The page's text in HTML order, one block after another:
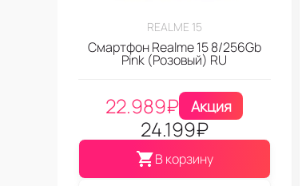
REALME 15
Смартфон Realme 15 8/256Gb
Pink (Розовый) RU
22.989₽ Акция
24.199₽
В корзину